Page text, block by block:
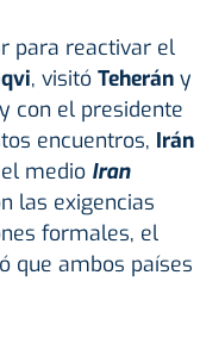
para reactivar el
, visitó Teherány
con el presidente
encuentros, Irán
medio Iran
las exigencias
formales, el
que ambos países